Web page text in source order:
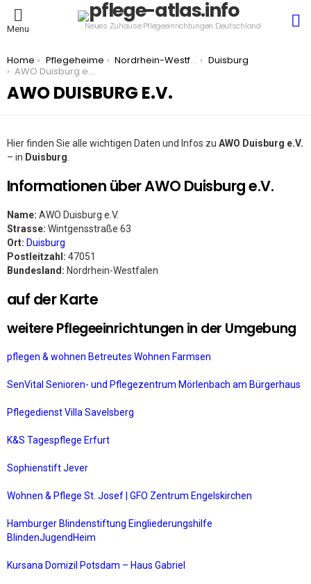
Menu Neues Zuhause Pflegeeinrichtungen Deutschland
You are here:
Home Pflegeheime Nordrhein-Westfalen
Duisburg
AWO Duisburg e.V.
AWO DUISBURG E.V.
Hier finden Sie alle wichtigen Daten und Infos zu AWO Duisburg e.V.
– in Duisburg
Informationen über AWO Duisburg e.V.
Name: AWO Duisburg e.V.
Strasse: Wintgensstraße 63
Ort: Duisburg
Postleitzahl: 47051
Bundesland: Nordrhein-Westfalen
auf der Karte
weitere Pflegeeinrichtungen in der Umgebung
pflegen & wohnen Betreutes Wohnen Farmsen
SenVital Senioren- und Pflegezentrum Mörlenbach am Bürgerhaus
Pflegedienst Villa Savelsberg
K&S Tagespflege Erfurt
Sophienstift Jever
Wohnen & Pflege St. Josef | GFO Zentrum Engelskirchen
Hamburger Blindenstiftung Eingliederungshilfe
BlindenJugendHeim
Kursana Domizil Potsdam – Haus Gabriel